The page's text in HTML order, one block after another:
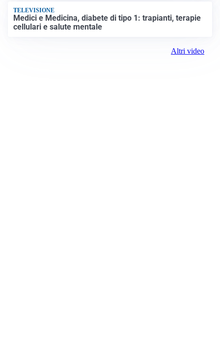
TELEVISIONE
Medici e Medicina, diabete di tipo 1: trapianti, terapie
cellulari e salute mentale
Altri video